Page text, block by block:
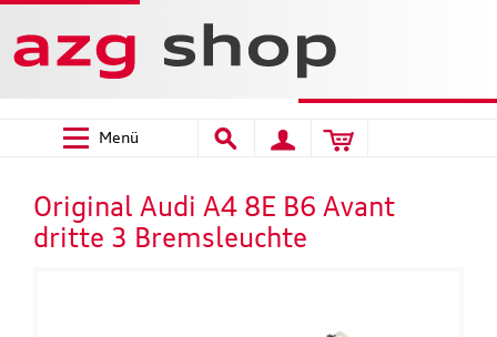
Menü
Original Audi A4 8E B6 Avant
dritte 3 Bremsleuchte